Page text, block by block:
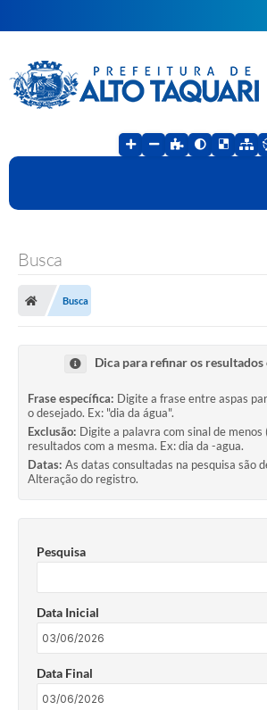
Busca
Busca
Dica para refinar os
Frase específica: Digite a frase entre aspas
o desejado. Ex: "dia da água".
Exclusão: Digite a palavra com sinal de menos
resultados com a mesma. Ex: dia da -agua.
Datas: As datas consultadas na pesquisa são
Alteração do registro.
Pesquisa
Data Inicial
Data Final